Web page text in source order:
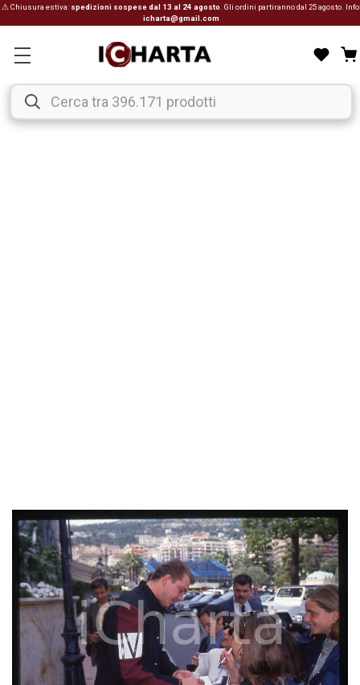
⚠ Chiusura estiva: spedizioni sospese dal 13 al 24 agosto . Gli ordini partiranno dal 25 agosto. Info:
icharta@gmail.com